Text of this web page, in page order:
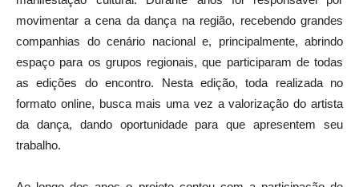
movimentar a cena da dança na região, recebendo grandes
companhias do cenário nacional e, principalmente, abrindo
espaço para os grupos regionais, que participaram de todas
as edições do encontro. Nesta edição, toda realizada no
formato online, busca mais uma vez a valorização do artista
da dança, dando oportunidade para que apresentem seu
trabalho.